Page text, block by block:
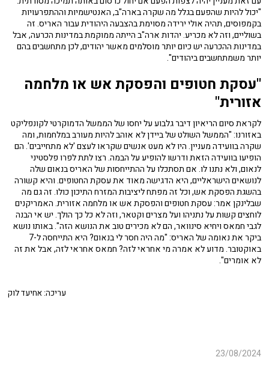
"יכול להיות שהפעם בגלל מה שקרה בארה"ב, האנטישמיות וההתפרעויות
בקמפוסים, תהיה אולי ירידה מסוימת בהצבעה היהודית עבור האריס. זה
בשוליים, וזה לא מכריע. יהדות ארה"ב הייתה ממוקמת במדינות הכרעה, אבל
במדינות ההכרעה יש כיום יותר מוסלמים מאשר יהודים, לכן מתחשבים בהם
יותר משמתחשבים ביהודים".
"עסקת חטופים והפסקת אש או מלחמה
אזורית"
לקראת סיום הריאיון דיבר גלבוע על יחסו של הממשל הדמוקרטי לקונפליקט
באזורנו: "הממשל השולט של ביידן לא אוהב להיות מעורב במלחמות, ומה
שקרה בוועידה מעניין. היו לא מעט אנשים שקראו לעצם 'לא מתחייבים'. הם
הופיעו בוועידה הזאת ודרשו להופיע על הבמה. רצו לתת לפרו פלסטיני
לנאום, ולא נתנו לו. אם תסתכלו על ההתייחסות של האריס בנאום שלה
לנושאים הישראליים, היא הדגישה מאוד את עסקת החטופים. והיא קשורה
בהשגת הפסקת אש, וכל זה מפתח ליציבות המזרח התיכון כולו. זה גם מה
שבלינקן אמר: עסקת חטופים והפסקת אש או מלחמה אזורית. האמריקנים
לוחצים קשות על נתניהו ועל מצרים וקטאר, וזה לא כל כך הולך. יש אי הבנה
לגבי חמאס ויחיא סינוואר, הם לא מכירים טוב את הנושא הזה". באותו נושא
ביקר את נאומה של האריס: "מה היה חסר לי בנאום? היא התייחסה ל-7
באוקטובר. מדוע לא אמרה מי אחראי לזה? חמאס אחראי לזה, אבל את זה
לא אומרים".
עריכה: אחיעד לוק
23/08/2024